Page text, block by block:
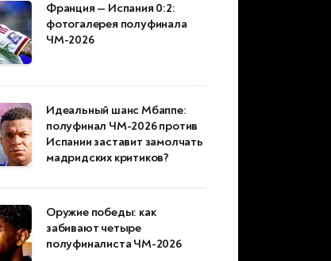
Франция — Испания 0:2:
фотогалерея полуфинала
ЧМ-2026
Идеальный шанс Мбаппе:
полуфинал ЧМ-2026 против
Испании заставит замолчать
мадридских критиков?
Оружие победы: как
забивают четыре
полуфиналиста ЧМ-2026